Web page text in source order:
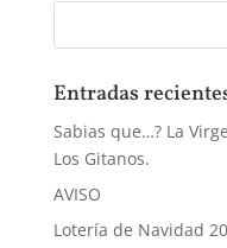
Entradas
Sabias que…? La
Los Gitanos.
AVISO
Lotería de Navidad